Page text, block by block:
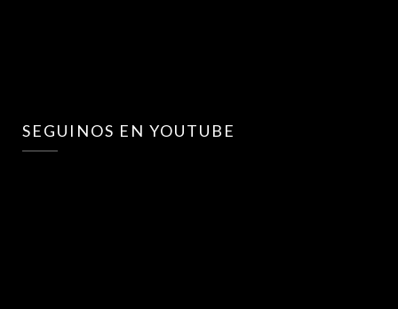
SEGUINOS EN YOUTUBE